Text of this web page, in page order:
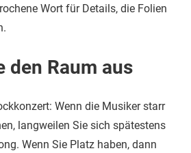
Wort für Details, die Folien
den Raum aus
Wenn die Musiker starr
langweilen Sie sich spätestens
Wenn Sie Platz haben, dann